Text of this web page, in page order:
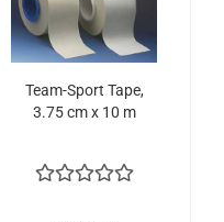
Team-Sport Tape,
3.75 cm x 10 m